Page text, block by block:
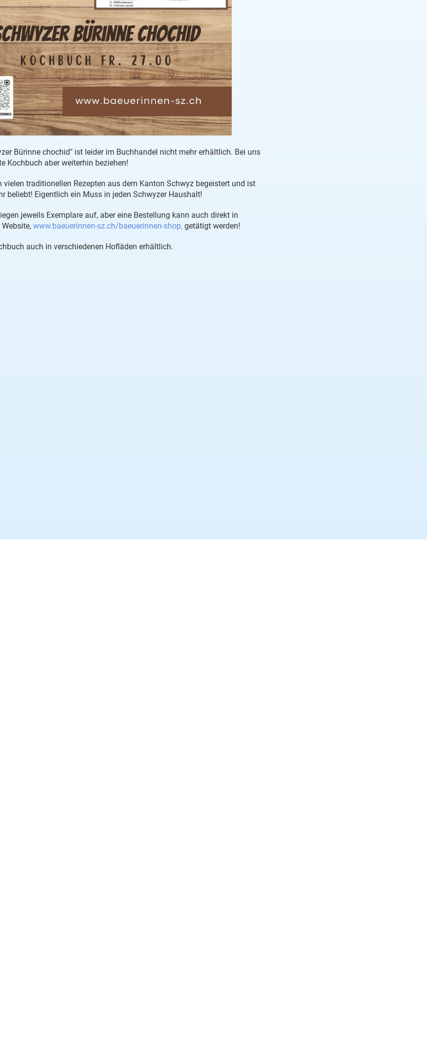
Bürinne chochid" ist leider im Buchhandel nicht mehr erhältlich. Bei uns
Kochbuch aber weiterhin beziehen!
vielen traditionellen Rezepten aus dem Kanton Schwyz begeistert und ist
beliebt! Eigentlich ein Muss in jeden Schwyzer Haushalt!
jeweils Exemplare auf, aber eine Bestellung kann auch direkt in
www.baeuerinnen-sz.ch/baeuerinnen-shop,getätigt werden!
auch in verschiedenen Hofläden erhältlich.